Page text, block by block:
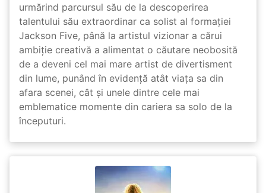
urmărind parcursul său de la descoperirea
talentului său extraordinar ca solist al formației
Jackson Five, până la artistul vizionar a cărui
ambiție creativă a alimentat o căutare neobosită
de a deveni cel mai mare artist de divertisment
din lume, punând în evidență atât viața sa din
afara scenei, cât și unele dintre cele mai
emblematice momente din cariera sa solo de la
începuturi.